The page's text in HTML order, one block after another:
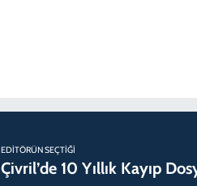
EDITÖRÜN SEÇTIĞI
Çivril’de 10 Yıllık Kayıp